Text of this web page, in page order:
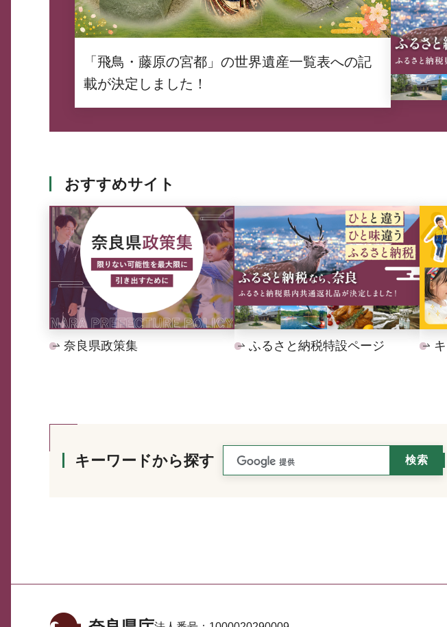
「飛鳥・藤原の宮都」の世界遺産一覧表への記
載が決定しました！
おすすめサイト
奈良県政策集 ふるさと納税特設ページ
キーワードから探す